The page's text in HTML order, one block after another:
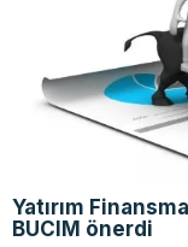
Yatırım
BUCIM önerdi